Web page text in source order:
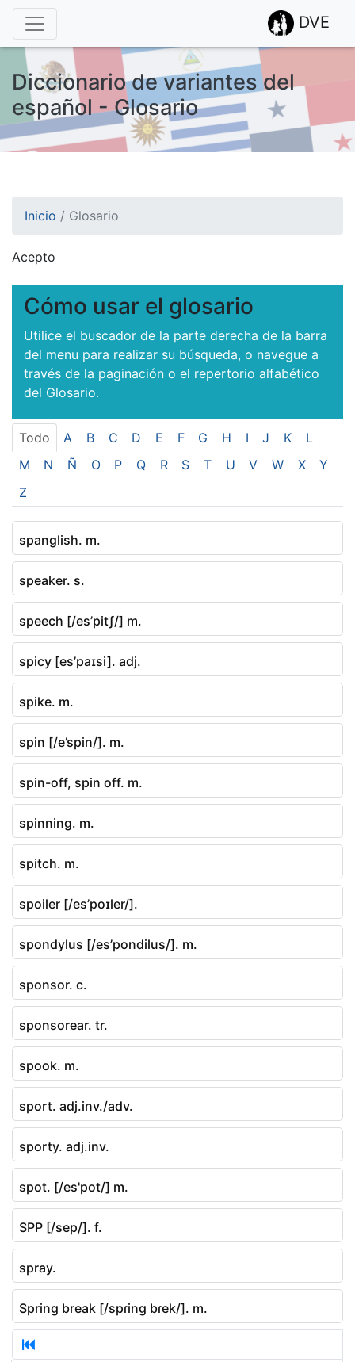
DVE
Diccionario de variantes del
español - Glosario
Inicio / Glosario
Acepto
Esto nos ayuda a recolectar estadísticas de las visitas.
Cómo usar el glosario
Utilice el buscador de la parte derecha de la barra
del menu para realizar su búsqueda, o navegue a
través de la paginación o el repertorio alfabético
del Glosario.
Todo A B C D E F G H I J K
L
M
N Ñ O P Q R S T U V W X
Y
Z
spanglish. m.
speaker. s.
speech [/es’pitʃ/] m.
spicy [es’paɪsi]. adj.
spike. m.
spin [/e’spin/]. m.
spin-off, spin off. m.
spinning. m.
spitch. m.
spoiler [/es’poɪler/].
spondylus [/es’pondilus/]. m.
sponsor. c.
sponsorear. tr.
spook. m.
sport. adj.inv./adv.
sporty. adj.inv.
spot. [/es'pot/] m.
SPP [/sep/]. f.
spray.
Spring break [/spɾing bɾek/]. m.